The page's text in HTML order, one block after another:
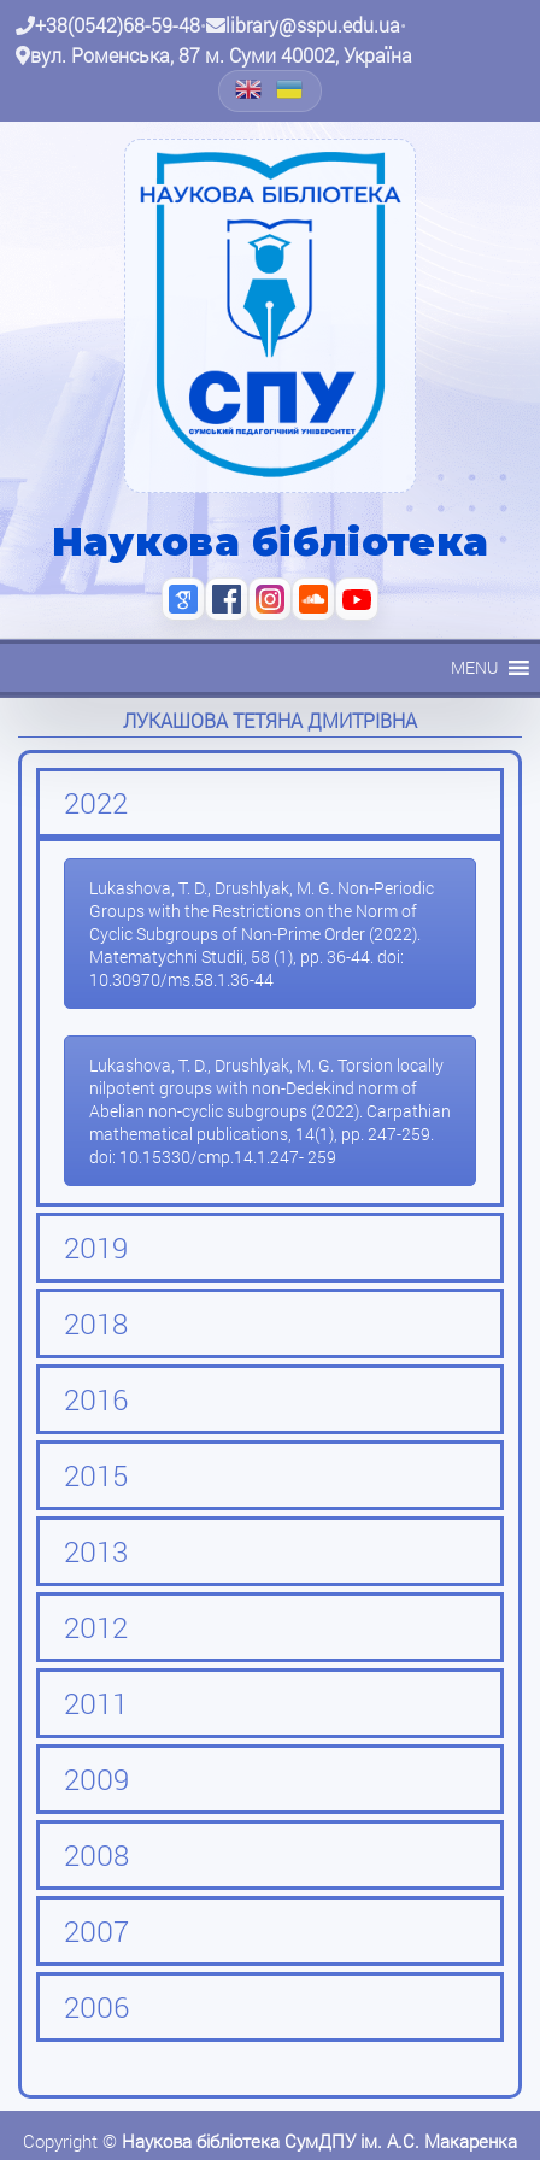
+38(0542)68-59-48• library@sspu.edu.ua•
вул. Роменська, 87 м. Суми 40002, Україна
Наукова бібліотека
MENU
ЛУКАШОВА ТЕТЯНА ДМИТРІВНА
2022
Lukashova, T. D., Drushlyak, M. G. Non-Periodic
Groups with the Restrictions on the Norm of
Cyclic Subgroups of Non-Prime Order (2022).
Matematychni Studii, 58 (1), pp. 36-44. doi:
10.30970/ms.58.1.36-44
Lukashova, T. D., Drushlyak, M. G. Torsion locally
nilpotent groups with non-Dedekind norm of
Abelian non-cyclic subgroups (2022). Carpathian
mathematical publications, 14(1), pp. 247-259.
doi: 10.15330/cmp.14.1.247- 259
2019
2018
2016
2015
2013
2012
2011
2009
2008
2007
2006
Copyright © Наукова бібліотека СумДПУ ім. А.С. Макаренка